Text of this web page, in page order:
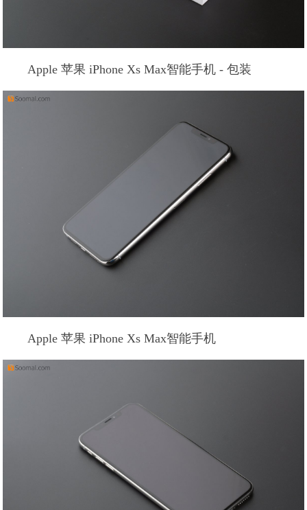
Apple 苹果 iPhone Xs Max智能手机 - 包装
Apple 苹果 iPhone Xs Max智能手机